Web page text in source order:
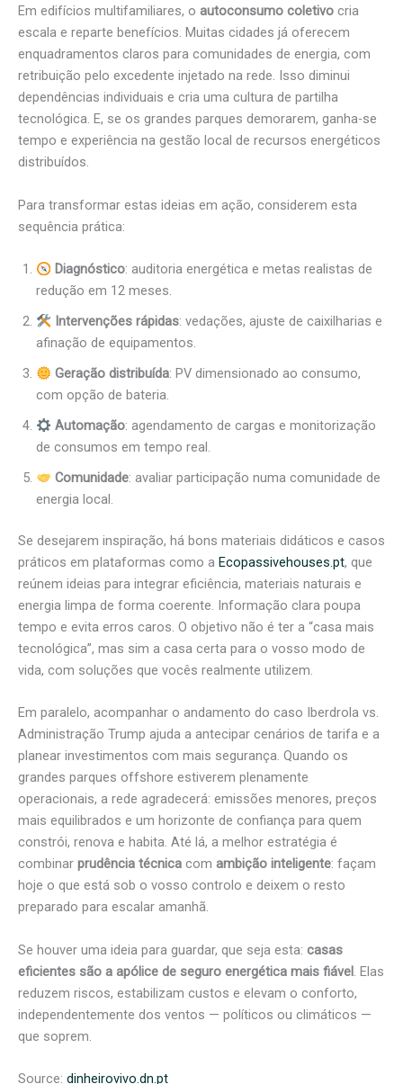
Em edifícios multifamiliares, o autoconsumo coletivo cria
escala e reparte benefícios. Muitas cidades já oferecem
enquadramentos claros para comunidades de energia, com
retribuição pelo excedente injetado na rede. Isso diminui
dependências individuais e cria uma cultura de partilha
tecnológica. E, se os grandes parques demorarem, ganha-se
tempo e experiência na gestão local de recursos energéticos
distribuídos.
Para transformar estas ideias em ação, considerem esta
sequência prática:
Diagnóstico: auditoria energética e metas realistas de
redução em 12 meses.
Intervenções rápidas: vedações, ajuste de caixilharias e
afinação de equipamentos.
Geração distribuída: PV dimensionado ao consumo,
com opção de bateria.
Automação: agendamento de cargas e monitorização
de consumos em tempo real.
Comunidade: avaliar participação numa comunidade de
energia local.
Se desejarem inspiração, há bons materiais didáticos e casos
práticos em plataformas como a Ecopassivehouses.pt, que
reúnem ideias para integrar eficiência, materiais naturais e
energia limpa de forma coerente. Informação clara poupa
tempo e evita erros caros. O objetivo não é ter a “casa mais
tecnológica”, mas sim a casa certa para o vosso modo de
vida, com soluções que vocês realmente utilizem.
Em paralelo, acompanhar o andamento do caso Iberdrola vs.
Administração Trump ajuda a antecipar cenários de tarifa e a
planear investimentos com mais segurança. Quando os
grandes parques offshore estiverem plenamente
operacionais, a rede agradecerá: emissões menores, preços
mais equilibrados e um horizonte de confiança para quem
constrói, renova e habita. Até lá, a melhor estratégia é
combinar prudência técnica com ambição inteligente: façam
hoje o que está sob o vosso controlo e deixem o resto
preparado para escalar amanhã.
Se houver uma ideia para guardar, que seja esta: casas
eficientes são a apólice de seguro energética mais fiável. Elas
reduzem riscos, estabilizam custos e elevam o conforto,
independentemente dos ventos — políticos ou climáticos —
que soprem.
Source: dinheirovivo.dn.pt